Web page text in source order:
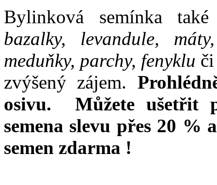
Bylinková semínka
bazalky, levandule,
meduňky, parchy, fenyklu
zvýšený zájem.
osivu. Můžete ušetřit
semena slevu přes 20 %
semen zdarma !